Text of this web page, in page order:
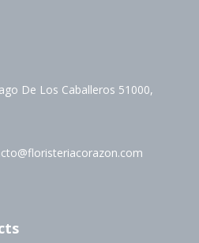
De Los Caballeros 51000,